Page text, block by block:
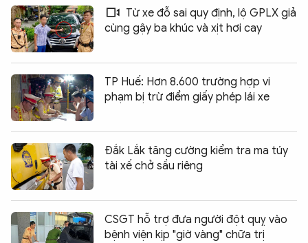
Từ xe đỗ sai quy định, lộ GPLX giả
cùng gậy ba khúc và xịt hơi cay
TP Huế: Hơn 8.600 trường hợp vi
phạm bị trừ điểm giấy phép lái xe
Đắk Lắk tăng cường kiểm tra ma túy
tài xế chở sầu riêng
CSGT hỗ trợ đưa người đột quỵ vào
bệnh viện kịp "giờ vàng" chữa trị